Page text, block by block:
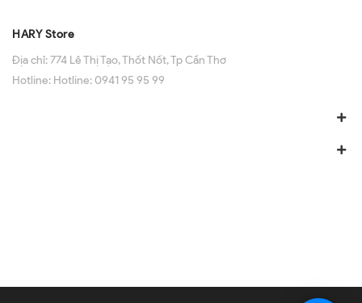
HARY Store
Địa chỉ:774 Lê Thị Tạo, Thốt Nốt, Tp Cần Thơ
Hotline: Hotline: 0941 95 95 99